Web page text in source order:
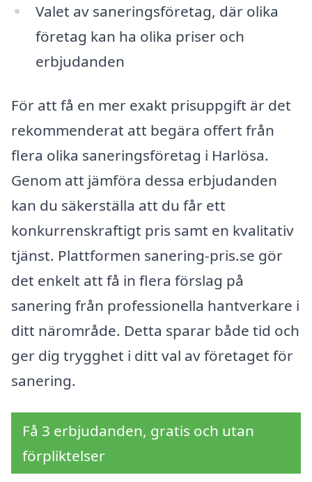
Valet av saneringsföretag, där olika
företag kan ha olika priser och
erbjudanden
För att få en mer exakt prisuppgift är det
rekommenderat att begära offert från
flera olika saneringsföretag i Harlösa.
Genom att jämföra dessa erbjudanden
kan du säkerställa att du får ett
konkurrenskraftigt pris samt en kvalitativ
tjänst. Plattformen sanering-pris.se gör
det enkelt att få in flera förslag på
sanering från professionella hantverkare i
ditt närområde. Detta sparar både tid och
ger dig trygghet i ditt val av företaget för
sanering.
Få 3 erbjudanden, gratis och utan
förpliktelser